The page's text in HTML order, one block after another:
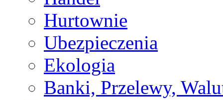
Hurtownie
Ubezpieczenia
Ekologia
Banki, Przelewy,